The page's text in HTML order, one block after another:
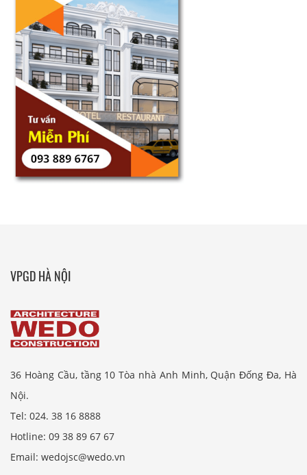
VPGD HÀ NỘI
36 Hoàng Cầu, tầng 10 Tòa nhà Anh Minh, Quận Đống Đa, Hà
Nội.
Tel: 024. 38 16 8888
Hotline: 09 38 89 67 67
Email: wedojsc@wedo.vn